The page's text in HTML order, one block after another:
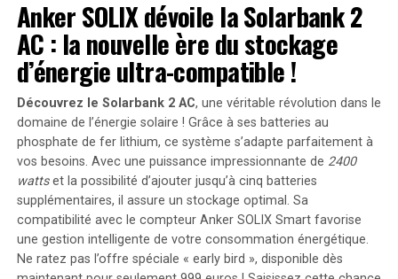
avec des modèles de langageavancés, qui, malgré tout
le battage médiatique autour de l’IA, se révèlent
incroyablement efficaces pour des tâches pratiques
comme celle-ci. Nous sommes également les
développeurs d’un outilopen source, Metaflow, écrit
enPython , ce qui rend le processus d’exploration de
projets comme celui-ci à la foisamusantetéducatif.
Quels sujets sont populaires sur Hacker News ?
Comme expliqué dans la section de mise en œuvre ci-
dessous, nous avons téléchargé environ 100 000 pages
Anker SOLIX dévoile la Solarbank 2
AC : la nouvelle ère du stockage
d’énergie ultra-compatible !
Découvrez le Solarbank 2 AC, une véritable révolution dans le
domaine de l’énergie solaire ! Grâce à ses batteries au
phosphate de fer lithium, ce système s’adapte parfaitement à
vos besoins. Avec une puissance impressionnante de 2400
wattset la possibilité d’ajouter jusqu’à cinq batteries
supplémentaires, il assure un stockage optimal. Sa
compatibilité avec le compteur Anker SOLIX Smart favorise
une gestion intelligente de votre consommation énergétique.
Ne ratez pas l’offre spéciale « early bird », disponible dès